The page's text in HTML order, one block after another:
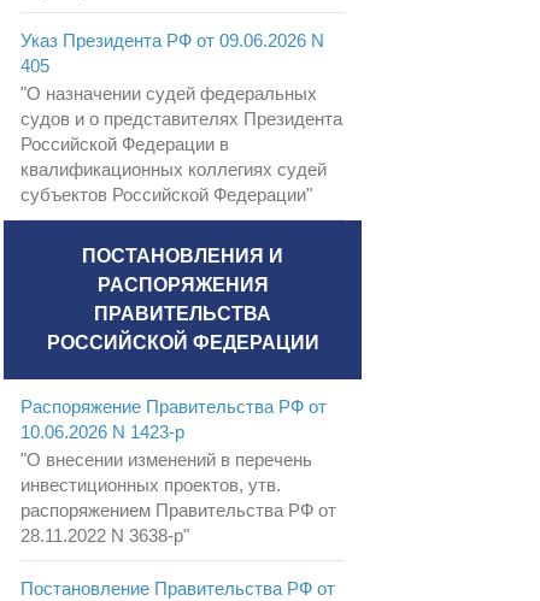
Указ Президента РФ от 09.06.2026 N
405
"О назначении судей федеральных
судов и о представителях Президента
Российской Федерации в
квалификационных коллегиях судей
субъектов Российской Федерации"
ПОСТАНОВЛЕНИЯ И
РАСПОРЯЖЕНИЯ
ПРАВИТЕЛЬСТВА
РОССИЙСКОЙ ФЕДЕРАЦИИ
Распоряжение Правительства РФ от
10.06.2026 N 1423-р
"О внесении изменений в перечень
инвестиционных проектов, утв.
распоряжением Правительства РФ от
28.11.2022 N 3638-р"
Постановление Правительства РФ от